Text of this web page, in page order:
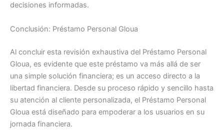
decisiones informadas.
Conclusión: Préstamo Personal Gloua
Al concluir esta revisión exhaustiva del Préstamo Personal
Gloua, es evidente que este préstamo va más allá de ser
una simple solución financiera; es un acceso directo a la
libertad financiera. Desde su proceso rápido y sencillo hasta
su atención al cliente personalizada, el Préstamo Personal
Gloua está diseñado para empoderar a los usuarios en su
jornada financiera.